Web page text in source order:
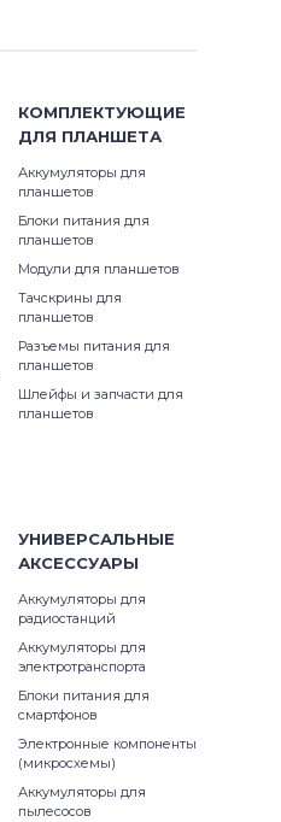
КОМПЛЕКТУЮЩИЕ
ДЛЯ ПЛАНШЕТА
Аккумуляторы для
планшетов
Блоки питания для
планшетов
Модули для планшетов
Тачскрины для
планшетов
Разъемы питания для
планшетов
Шлейфы и запчасти для
планшетов
УНИВЕРСАЛЬНЫЕ
АКСЕССУАРЫ
Аккумуляторы для
радиостанций
Аккумуляторы для
электротранспорта
Блоки питания для
смартфонов
Электронные компоненты
(микросхемы)
Аккумуляторы для
пылесосов